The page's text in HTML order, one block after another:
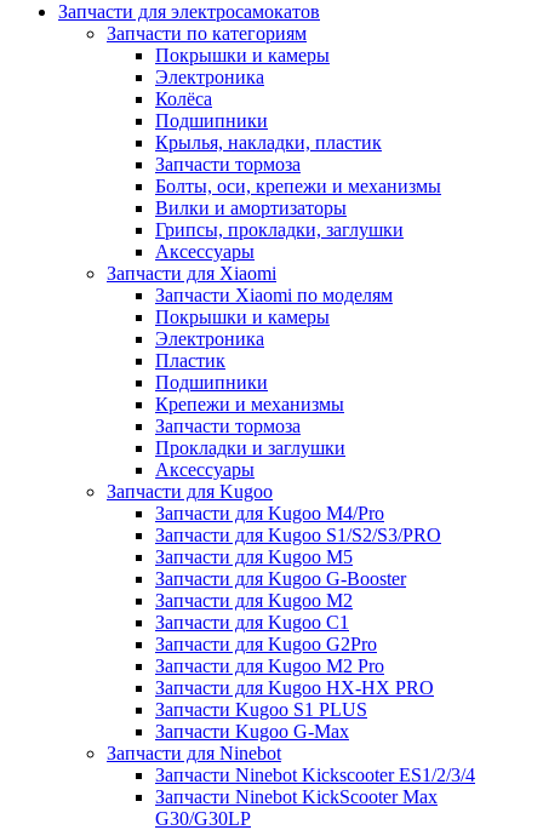
Запчасти для электросамокатов
Запчасти по категориям
Покрышки и камеры
Электроника
Колёса
Подшипники
Крылья, накладки, пластик
Запчасти тормоза
Болты, оси, крепежи и механизмы
Вилки и амортизаторы
Грипсы, прокладки, заглушки
Аксессуары
Запчасти для Xiaomi
Запчасти Xiaomi по моделям
Покрышки и камеры
Электроника
Пластик
Подшипники
Крепежи и механизмы
Запчасти тормоза
Прокладки и заглушки
Аксессуары
Запчасти для Kugoo
Запчасти для Kugoo M4/Pro
Запчасти для Kugoo S1/S2/S3/PRO
Запчасти для Kugoo M5
Запчасти для Kugoo G-Booster
Запчасти для Kugoo M2
Запчасти для Kugoo C1
Запчасти для Kugoo G2Pro
Запчасти для Kugoo M2 Pro
Запчасти для Kugoo HX-HX PRO
Запчасти Kugoo S1 PLUS
Запчасти Kugoo G-Max
Запчасти для Ninebot
Запчасти Ninebot Kickscooter ES1/2/3/4
Запчасти Ninebot KickScooter Max
G30/G30LP